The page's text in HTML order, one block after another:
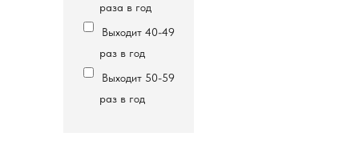
раза в год
Выходит 40-49
раз в год
Выходит 50-59
раз в год